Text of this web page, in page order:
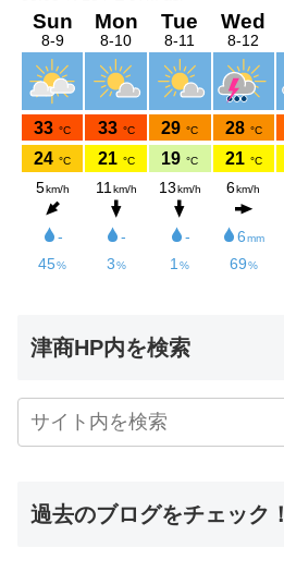
津商HP内を検索
過去のブログをチェック！